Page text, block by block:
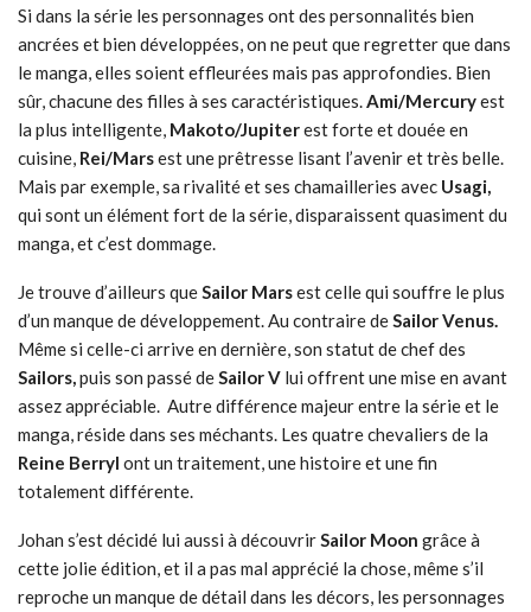
Si dans la série les personnages ont des personnalités bien
ancrées et bien développées, on ne peut que regretter que dans
le manga, elles soient effleurées mais pas approfondies. Bien
sûr, chacune des filles à ses caractéristiques.Ami/Mercuryest
la plus intelligente, Makoto/Jupiterest forte et douée en
cuisine, Rei/Marsest une prêtresse lisant l’avenir et très belle.
Mais par exemple, sa rivalité et ses chamailleries avec Usagi,
qui sont un élément fort de la série, disparaissent quasiment du
manga, et c’est dommage.
Je trouve d’ailleurs queSailor Marsest celle qui souffre le plus
d’un manque de développement. Au contraire deSailor Venus.
Même si celle-ci arrive en dernière, son statut de chef des
Sailors,puis son passé deSailor V lui offrent une mise en avant
assez appréciable. Autre différence majeur entre la série et le
manga, réside dans ses méchants. Les quatre chevaliers de la
Reine Berryl ont un traitement, une histoire et une fin
totalement différente.
Johan s’est décidé lui aussi à découvrirSailor Moon grâce à
cette jolie édition, et il a pas mal apprécié la chose, même s’il
reproche un manque de détail dans les décors, les personnages